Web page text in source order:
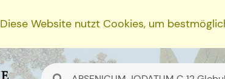
Diese Website nutzt Cookies, um